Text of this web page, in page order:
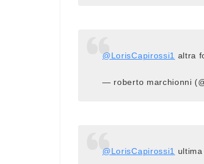
@LorisCapirossi1 altra
— roberto marchionni
@LorisCapirossi1